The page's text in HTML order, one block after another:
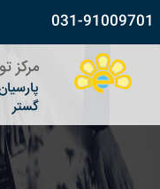
031-91009701
مرکز
گستر